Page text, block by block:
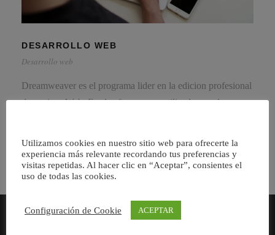
DESARROLLO WEB
Desarrollo web
Dreamweaver es el programa lider en la edicion profesional
de paginas Web. Es el software mas utilizado para la
Utilizamos cookies en nuestro sitio web para ofrecerte la
experiencia más relevante recordando tus preferencias y
visitas repetidas. Al hacer clic en “Aceptar”, consientes el
uso de todas las cookies.
Configuración de Cookie ACEPTAR